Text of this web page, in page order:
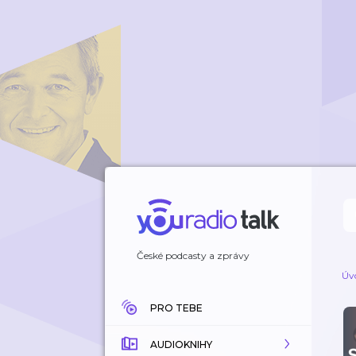
České podcasty a zprávy
PRO TEBE
AUDIOKNIHY